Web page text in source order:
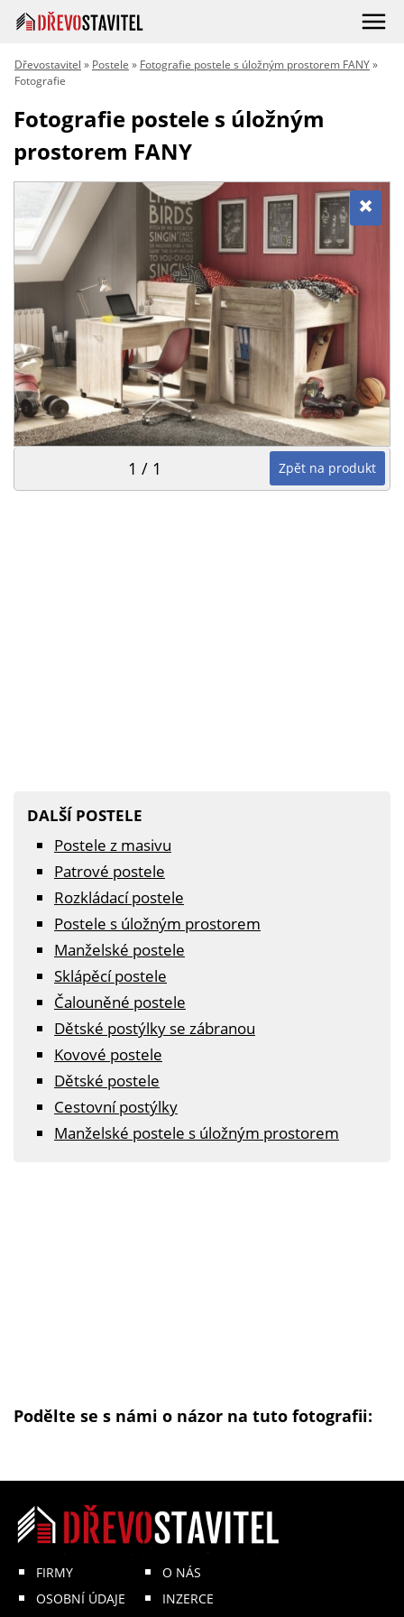
Dřevostavitel » Postele » Fotografie postele s úložným prostorem FANY»
Fotografie
Fotografie postele s úložným
prostorem FANY
Zpět na produkt
1 / 1
DALŠÍ POSTELE
Postele z masivu
Patrové postele
Rozkládací postele
Postele s úložným prostorem
Manželské postele
Sklápěcí postele
Čalouněné postele
Dětské postýlky se zábranou
Kovové postele
Dětské postele
Cestovní postýlky
Manželské postele s úložným prostorem
Podělte se s námi o názor na tuto fotografii:
FIRMY
OSOBNÍ ÚDAJE
O NÁS
INZERCE